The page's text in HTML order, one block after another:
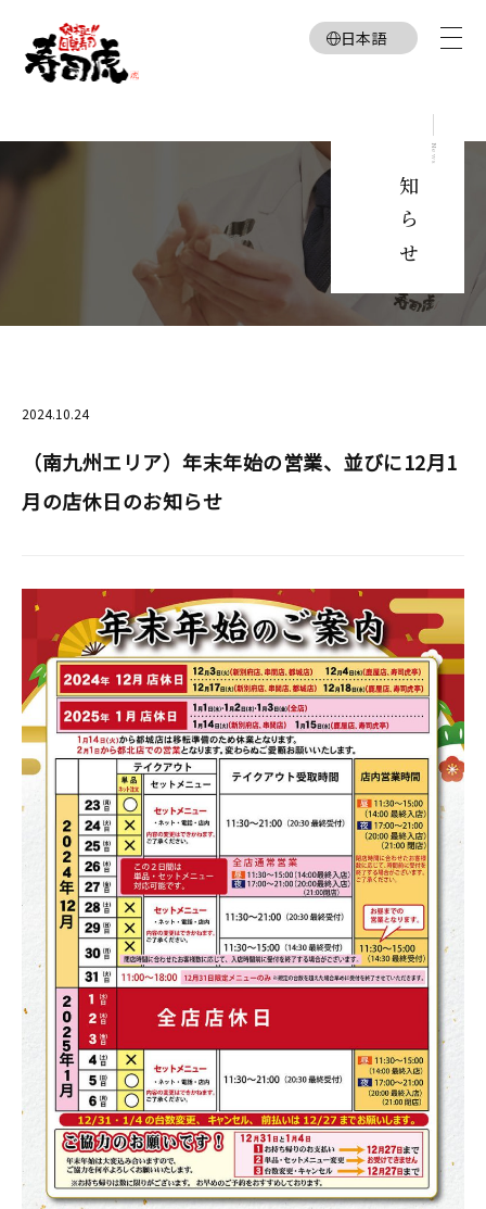
日本語
News
お知らせ
2024.10.24
（南九州エリア）年末年始の営業、並びに12月1
月の店休日のお知らせ